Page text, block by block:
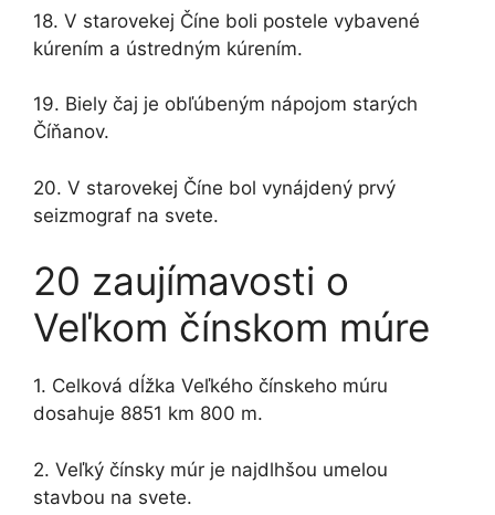
18. V starovekej Číne boli postele vybavené
kúrením a ústredným kúrením.
19. Biely čaj je obľúbeným nápojom starých
Číňanov.
20. V starovekej Číne bol vynájdený prvý
seizmograf na svete.
20 zaujímavosti o
Veľkom čínskom múre
1. Celková dĺžka Veľkého čínskeho múru
dosahuje 8851 km 800 m.
2. Veľký čínsky múr je najdlhšou umelou
stavbou na svete.